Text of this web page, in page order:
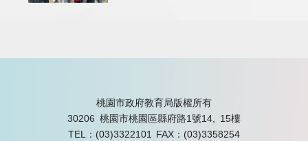
桃園市政府教育局版權所有
30206 桃園市桃園區縣府路1號14, 15樓
TEL：(03)3322101
FAX：(03)3358254